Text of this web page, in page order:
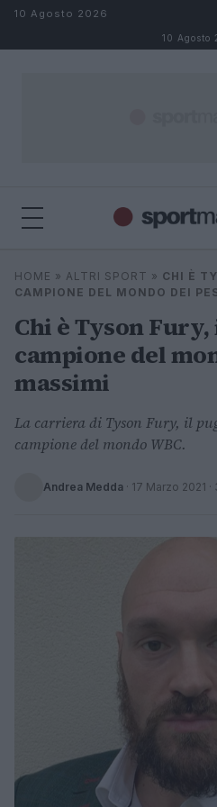
Salta al contenuto
10 Agosto 2026
10 Agosto
Cerca
HOME » ALTRI SPORT » CHI È
CAMPIONE DEL MONDO DEI
Chi è Tyson
campione del
massimi
La carriera di Tyson Fury, il
campione del mondo WBC.
Andrea Medda · 17 Marzo 2021